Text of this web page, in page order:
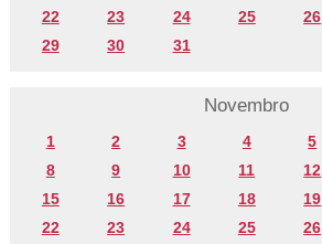
22
23 24 25 26
29
30 31
Novembro
1 2 3 4 5
8
9 10 11 12
15
16 17 18 19
22
23 24 25 26